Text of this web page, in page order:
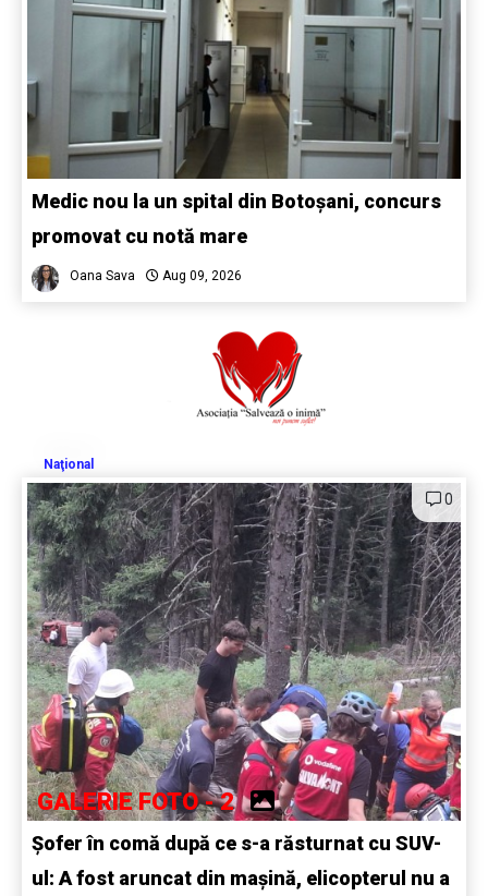
Medic nou la un spital din Botoșani, concurs
promovat cu notă mare
Oana Sava Aug 09, 2026
Naţional
0
GALERIE FOTO - 2
Șofer în comă după ce s-a răsturnat cu SUV-
ul: A fost aruncat din mașină, elicopterul nu a